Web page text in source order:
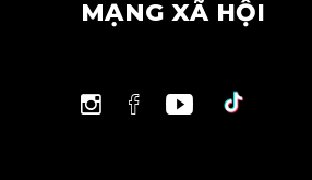
MẠNG XÃ HỘI